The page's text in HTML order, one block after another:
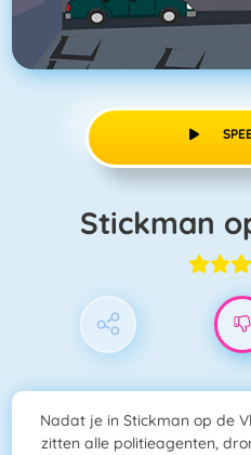
Stickman
Nadat je in Stickman op de
zitten alle politieagenten,